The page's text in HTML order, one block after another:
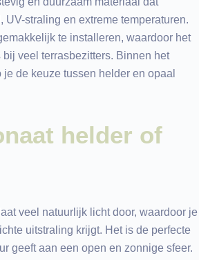
UV-straling en extreme temperaturen.
te installeren, waardoor het
veel terrasbezitters. Binnen het
de keuze tussen helder en opaal
helder of
veel natuurlijk licht door, waardoor je
uitstraling krijgt. Het is de perfecte
geeft aan een open en zonnige sfeer.